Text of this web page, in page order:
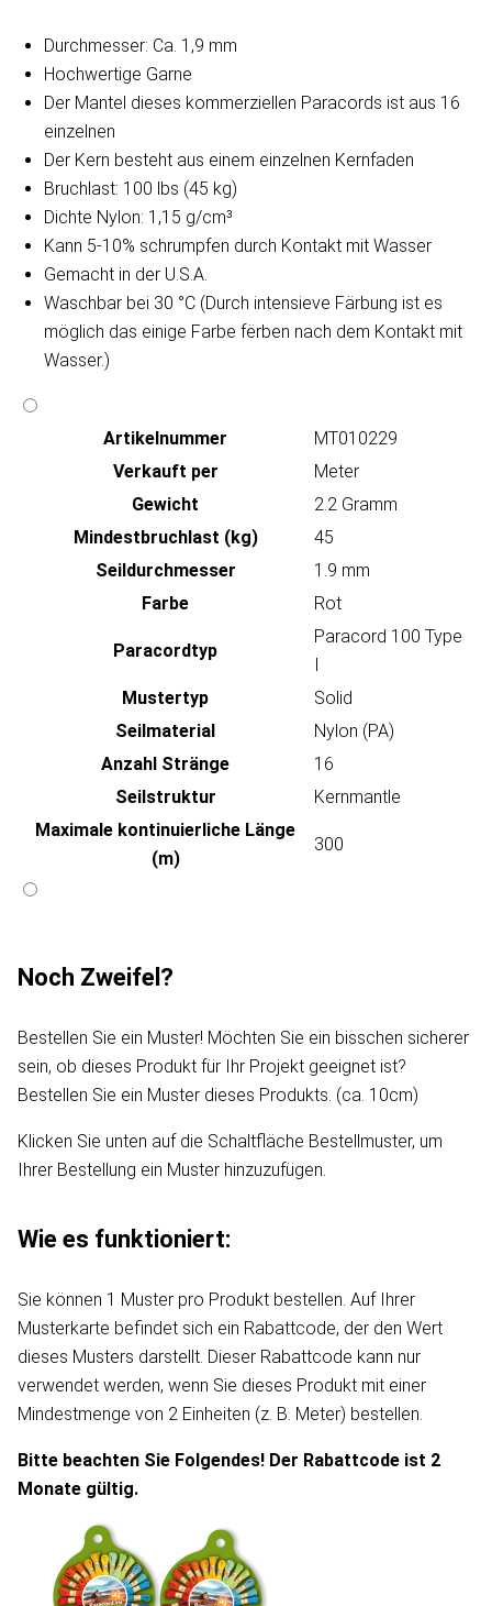
Durchmesser: Ca. 1,9 mm
Hochwertige Garne
Der Mantel dieses kommerziellen Paracords ist aus 16
einzelnen
Der Kern besteht aus einem einzelnen Kernfaden
Bruchlast: 100 lbs (45 kg)
Dichte Nylon: 1,15 g/cm³
Kann 5-10% schrumpfen durch Kontakt mit Wasser
Gemacht in der U.S.A.
Waschbar bei 30 °C (Durch intensieve Färbung ist es
möglich das einige Farbe fërben nach dem Kontakt mit
Wasser.)
Artikeln‌ummer
MT010229
Verkauft per
Meter
Gewicht
2.2 Gramm
Mindestbruchlast (kg)
45
Seildurchmesser
1.9 mm
Farbe
Rot
Paracordtyp
Paracord 100 Type
I
Mustertyp
Solid
Seilmaterial
Nylon (PA)
Anzahl Stränge
16
Seilstruktur
Kernmantle
Maximale kontinuierliche Länge
(m)
300
Noch Zweifel?
Bestellen Sie ein Muster! Möchten Sie ein bisschen sicherer
sein, ob dieses Produkt für Ihr Projekt geeignet ist?
Bestellen Sie ein Muster dieses Produkts. (ca. 10cm)
Klicken Sie unten auf die Schaltfläche Bestellmuster, um
Ihrer Bestellung ein Muster hinzuzufügen.
Wie es funktioniert:
Sie können 1 Muster pro Produkt bestellen. Auf Ihrer
Musterkarte befindet sich ein Rabattcode, der den Wert
dieses Musters darstellt. Dieser Rabattcode kann nur
verwendet werden, wenn Sie dieses Produkt mit einer
Mindestmenge von 2 Einheiten (z. B. Meter) bestellen.
Bitte beachten Sie Folgendes! Der Rabattcode ist 2
Monate gültig.